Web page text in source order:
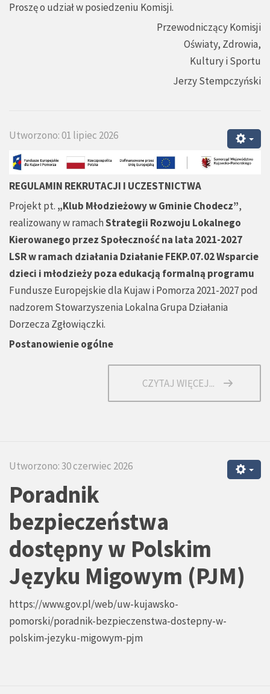
Proszę o udział w posiedzeniu Komisji.
Przewodniczący Komisji
Oświaty, Zdrowia,
Kultury i Sportu
Jerzy Stempczyński
Utworzono: 01 lipiec 2026
REGULAMIN REKRUTACJI I UCZESTNICTWA
Projekt pt. „Klub Młodzieżowy w Gminie Chodecz”,
realizowany w ramachStrategii Rozwoju Lokalnego
Kierowanego przez Społeczność na lata 2021-2027
LSR w ramach działania Działanie FEKP.07.02 Wsparcie
dzieci i młodzieży poza edukacją formalną programu
Fundusze Europejskie dla Kujaw i Pomorza 2021-2027 pod
nadzorem Stowarzyszenia Lokalna Grupa Działania
Dorzecza Zgłowiączki.
Postanowienie ogólne
CZYTAJ WIĘCEJ...
Utworzono: 30 czerwiec 2026
Poradnik
bezpieczeństwa
dostępny w Polskim
Języku Migowym (PJM)
https://www.gov.pl/web/uw-kujawsko-
pomorski/poradnik-bezpieczenstwa-dostepny-w-
polskim-jezyku-migowym-pjm